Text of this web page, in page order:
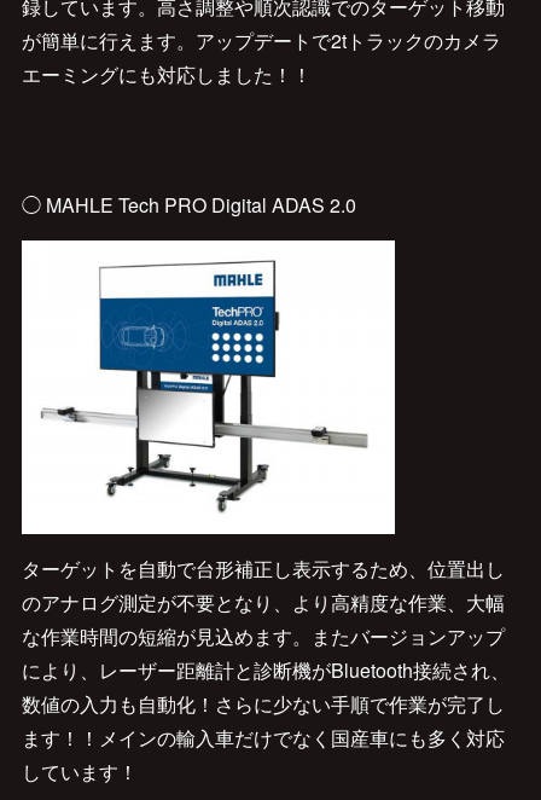
録しています。高さ調整や順次認識でのターゲット移動
が簡単に行えます。アップデートで2tトラックのカメラ
エーミングにも対応しました！！
◯ MAHLE Tech PRO Digital ADAS 2.0
ターゲットを自動で台形補正し表示するため、位置出し
のアナログ測定が不要となり、より高精度な作業、大幅
な作業時間の短縮が見込めます。またバージョンアップ
により、レーザー距離計と診断機がBluetooth接続され、
数値の入力も自動化！さらに少ない手順で作業が完了し
ます！！メインの輸入車だけでなく国産車にも多く対応
しています！